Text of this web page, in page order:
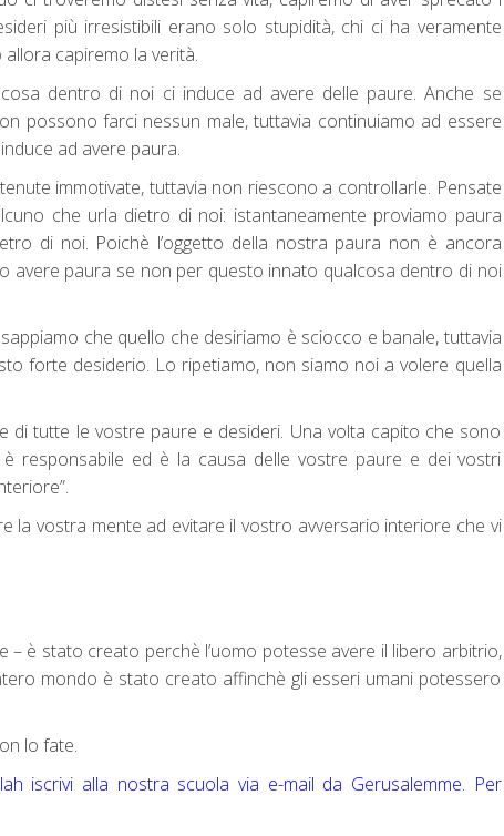
più irresistibili erano solo stupidità, chi ci ha veramente
capiremo la verità.
dentro di noi ci induce ad avere delle paure. Anche se
possono farci nessun male, tuttavia continuiamo ad essere
ad avere paura.
immotivate, tuttavia non riescono a controllarle. Pensate
che urla dietro di noi: istantaneamente proviamo paura
di noi. Poichè l’oggetto della nostra paura non è ancora
avere paura se non per questo innato qualcosa dentro di noi
che quello che desiriamo è sciocco e banale, tuttavia
forte desiderio. Lo ripetiamo, non siamo noi a volere quella
di tutte le vostre paure e desideri. Una volta capito che sono
responsabile ed è la causa delle vostre paure e dei vostri
la vostra mente ad evitare il vostro avversario interiore che vi
è stato creato perchè l’uomo potesse avere il libero arbitrio,
mondo è stato creato affinchè gli esseri umani potessero
lo fate.
iscrivi alla nostra scuola via e-mail da Gerusalemme. Per